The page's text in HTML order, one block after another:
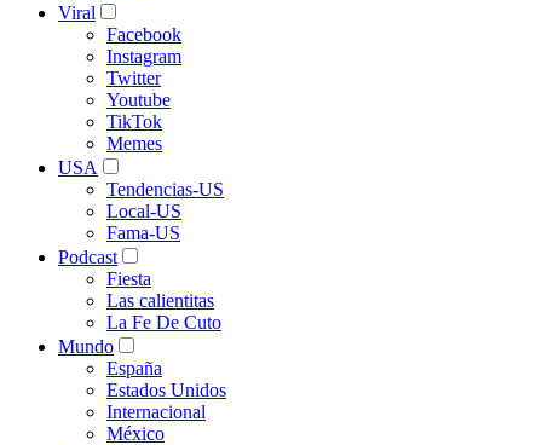
Viral
Facebook
Instagram
Twitter
Youtube
TikTok
Memes
USA
Tendencias-US
Local-US
Fama-US
Podcast
Fiesta
Las calientitas
La Fe De Cuto
Mundo
España
Estados Unidos
Internacional
México